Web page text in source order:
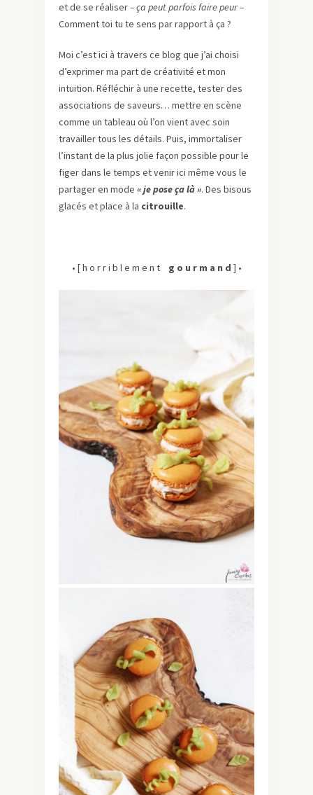
et de se réaliser– ça peut parfois faire peur –
Comment toi tu te sens par rapport à ça ?
Moi c’est ici à travers ce blog que j’ai choisi
d’exprimer ma part de créativité et mon
intuition. Réfléchir à une recette, tester des
associations de saveurs… mettre en scène
comme un tableau où l’on vient avec soin
travailler tous les détails. Puis, immortaliser
l’instant de la plus jolie façon possible pour le
figer dans le temps et venir ici même vous le
partager en mode « je pose ça là ». Des bisous
glacés et place à la citrouille.
• [ h o r r i b l e m e n t g o u r m a n d ] •